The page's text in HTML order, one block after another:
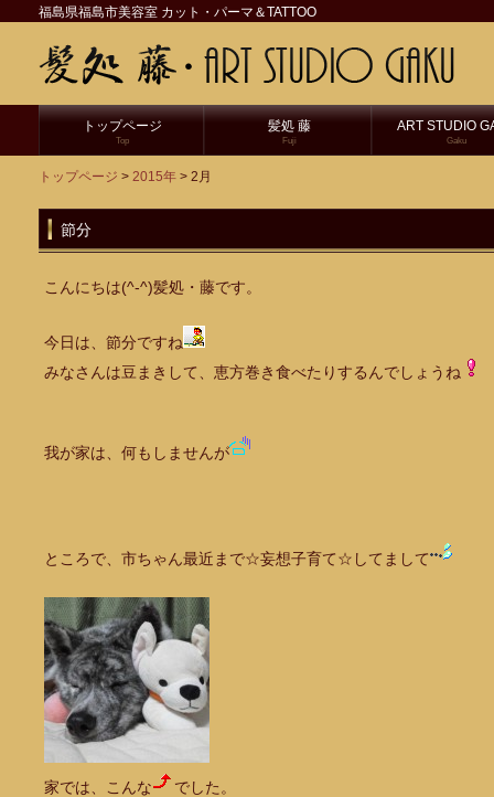
福島県福島市美容室 カット・パーマ＆TATTOO
トップページ
Top
髪処 藤
Fuji
ART STUDIO
Gaku
トップページ > 2015年 > 2月
節分
こんにちは(^-^)髪処・藤です。
今日は、節分ですね
みなさんは豆まきして、恵方巻き食べたりするんでしょうね
我が家は、何もしませんが
ところで、市ちゃん最近まで☆妄想子育て☆してまして
家では、こんな
でした。